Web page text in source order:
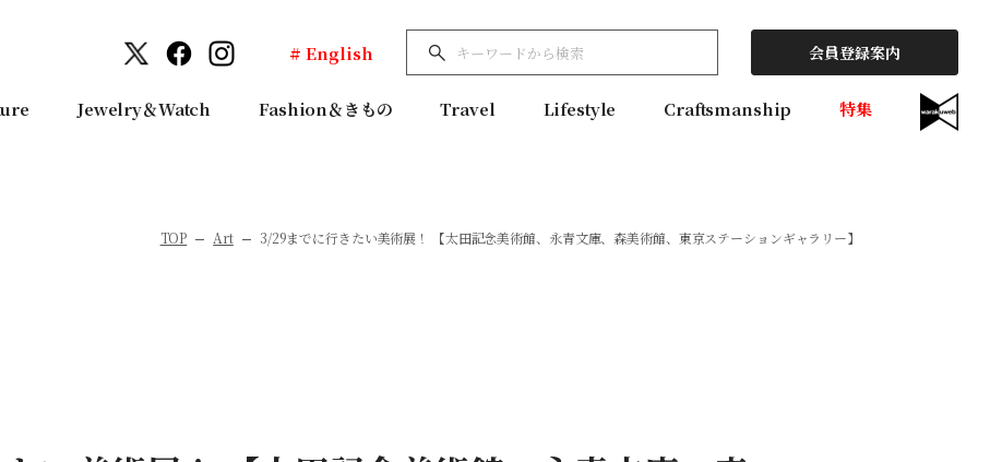
# English 会員登録案内
Jewelry＆Watch Fashion＆きもの Travel Lifestyle Craftsmanship 特集
TOP Art 3/29までに行きたい美術展！ 【太田記念美術館、永青文庫、森美術館、東京ステーションギャラリー】